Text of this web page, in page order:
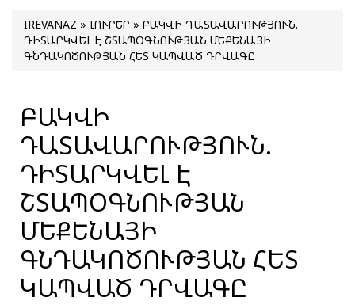
IREVANAZ » ԼՈՒՐԵՐ » ԲԱԿՎԻ ԴԱՏԱՎԱՐՈՒԹՅՈՒՆ.
ԴԻՏԱՐԿՎԵԼ Է ՇՏԱՊՕԳՆՈՒԹՅԱՆ ՄԵՔԵՆԱՅԻ
ԳՆԴԱԿՈԾՈՒԹՅԱՆ ՀԵՏ ԿԱՊՎԱԾ ԴՐՎԱԳԸ
ԲԱԿՎԻ
ԴԱՏԱՎԱՐՈՒԹՅՈՒՆ.
ԴԻՏԱՐԿՎԵԼ Է
ՇՏԱՊՕԳՆՈՒԹՅԱՆ
ՄԵՔԵՆԱՅԻ
ԳՆԴԱԿՈԾՈՒԹՅԱՆ ՀԵՏ
ԿԱՊՎԱԾ ԴՐՎԱԳԸ